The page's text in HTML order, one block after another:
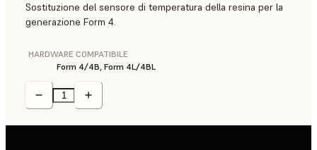
Sostituzione del sensore di temperatura della resina per la
generazione Form 4.
HARDWARE COMPATIBILE
Form 4/4B, Form 4L/4BL